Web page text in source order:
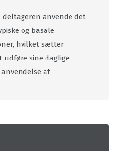
anvende det
og basale
hvilket sætter
sine daglige
af